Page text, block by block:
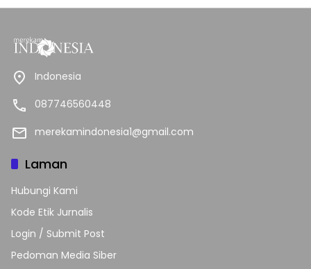
Indonesia
087746560448
merekamindonesia1@gmail.com
Laman
Hubungi Kami
Kode Etik Jurnalis
Login / Submit Post
Pedoman Media Siber